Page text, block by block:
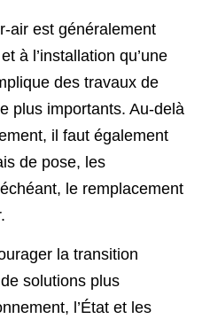
air est généralement
à l’installation qu’une
des travaux de
plus importants. Au-delà
il faut également
de pose, les
le remplacement
la transition
solutions plus
l’État et les